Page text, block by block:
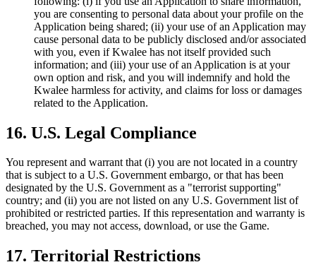
you are consenting to personal data about your profile on the
Application being shared; (ii) your use of an Application may
cause personal data to be publicly disclosed and/or associated
with you, even if Kwalee has not itself provided such
information; and (iii) your use of an Application is at your
own option and risk, and you will indemnify and hold the
Kwalee harmless for activity, and claims for loss or damages
related to the Application.
16. U.S. Legal Compliance
You represent and warrant that (i) you are not located in a country
that is subject to a U.S. Government embargo, or that has been
designated by the U.S. Government as a "terrorist supporting"
country; and (ii) you are not listed on any U.S. Government list of
prohibited or restricted parties. If this representation and warranty is
breached, you may not access, download, or use the Game.
17. Territorial Restrictions